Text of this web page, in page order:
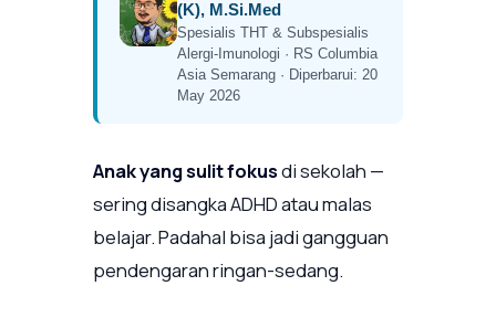
(K), M.Si.Med
Spesialis THT & Subspesialis
Alergi-Imunologi · RS Columbia
Asia Semarang · Diperbarui: 20
May 2026
Anak yang sulit fokusdi sekolah —
sering disangka ADHD atau malas
belajar. Padahal bisa jadi gangguan
pendengaran ringan-sedang.